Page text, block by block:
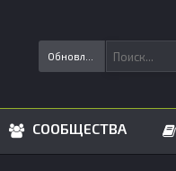
СООБЩЕСТВА